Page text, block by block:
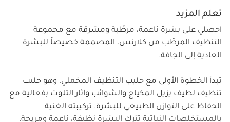
تعلم المزيد
احصلي على بشرة ناعمة، مرطّبة ومشرقة مع مجموعة
التنظيف المرطّب من كلارنس، المصممة خصيصاً للبشرة
العادية إلى الجافة.
تبدأ الخطوة الأولى مع حليب التنظيف المخملي، وهو حليب
تنظيف لطيف يزيل المكياج والشوائب وآثار التلوث بفعالية مع
الحفاظ على التوازن الطبيعي للبشرة. تركيبته الغنية
بالمستخلصات النباتية تترك البشرة نظيفة، ناعمة ومريحة.